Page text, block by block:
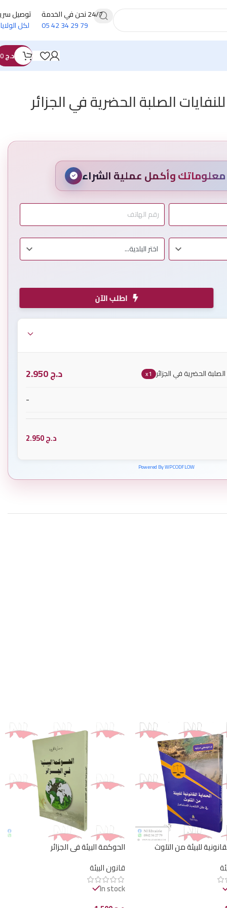
24/7 نحن في الخدمة
79 29 34 42 05
توصيل
لكل
د.ج
الصلبة الحضرية في الجزائر
وأكمل عملية الشراء
اطلب الآن
الحضرية في الجزائر x1 د.ج
-
د.ج
Powered By WPCODFLOW
للبيئة من التلوث
الحوكمة البيئة في الجزائر
قانون البيئة
In stock